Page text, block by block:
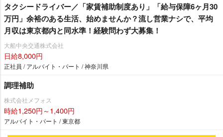
タクシードライバー／「家賃補助制度あり」「給与保障6ヶ月30
万円」余裕のある生活、始めませんか？流し営業ナシで、平均
月収は東京都内と同水準！経験問わず大募集！
大船中央交通株式会社
日給8,000円
正社員 / アルバイト・パート / 神奈川県
調理補助
株式会社メフォス
時給1,250円～1,400円
アルバイト・パート / 東京都